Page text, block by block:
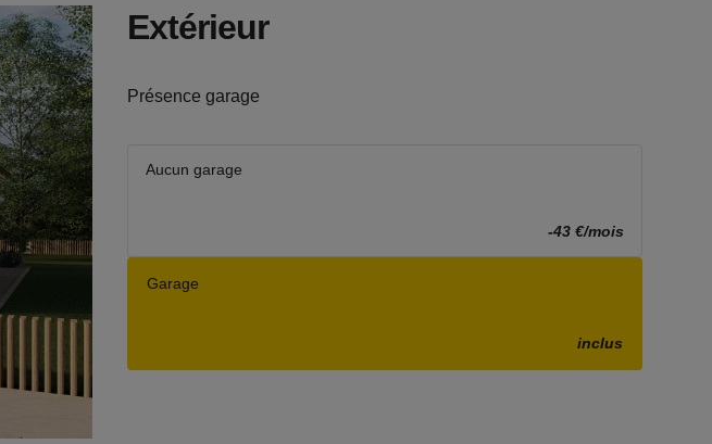
Extérieur
Présence garage
Aucun garage
-43 €/mois
Garage
inclus